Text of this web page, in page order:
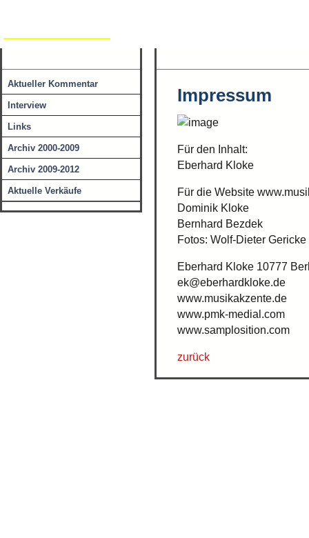
Aktueller Kommentar
Interview
Links
Archiv 2000-2009
Archiv 2009-2012
Aktuelle Verkäufe
Impressum
Für den Inhalt:
Eberhard Kloke
Für die Website
Dominik Kloke
Bernhard Bezdek
Fotos: Wolf-Dieter Gericke
Eberhard Kloke 10777
ek@eberhardkloke.de
www.musikakzente.de
www.pmk-medial.com
www.samplosition.com
zurück